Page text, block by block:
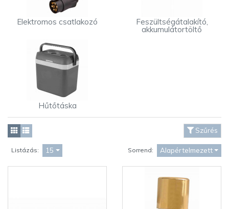
Elektromos csatlakozó Feszültségátalakító,
akkumulátortöltő
Hűtőtáska
Szűrés
Listázás: 15 Sorrend: Alapértelmezett